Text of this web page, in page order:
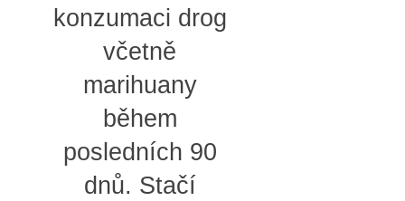
konzumaci drog
včetně
marihuany
během
posledních 90
dnů. Stačí